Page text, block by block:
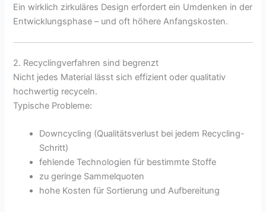
Ein wirklich zirkuläres Design erfordert ein Umdenken in der
Entwicklungsphase – und oft höhere Anfangskosten.
2. Recyclingverfahren sind begrenzt
Nicht jedes Material lässt sich effizient oder qualitativ
hochwertig recyceln.
Typische Probleme:
Downcycling (Qualitätsverlust bei jedem Recycling-
Schritt)
fehlende Technologien für bestimmte Stoffe
zu geringe Sammelquoten
hohe Kosten für Sortierung und Aufbereitung